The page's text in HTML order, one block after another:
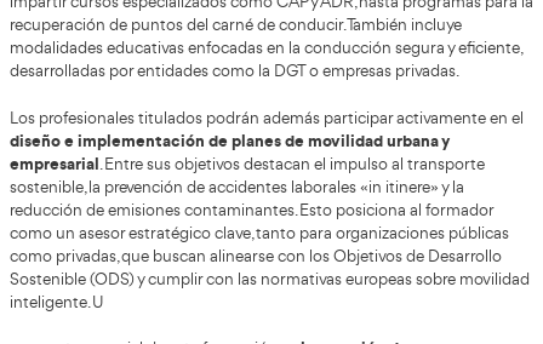
Estudia el Técnico Superior en Movilidad
AT Academia del Transportistase ha convertido en una
quienes buscan una preparación seria y actualizada.
online de Técnico Superior en Movilidad Segura y
pensado para que el alumno avance con seguridad y
materiales completos y profesores altamente